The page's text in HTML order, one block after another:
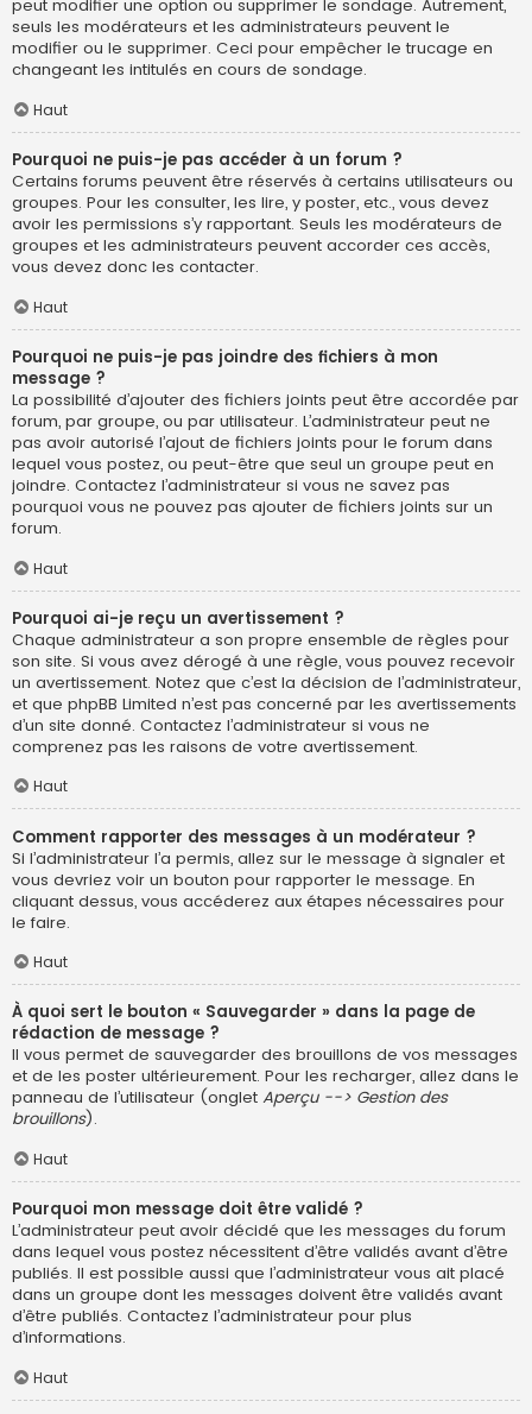
peut modifier une option ou supprimer le sondage. Autrement,
seuls les modérateurs et les administrateurs peuvent le
modifier ou le supprimer. Ceci pour empêcher le trucage en
changeant les intitulés en cours de sondage.
Haut
Pourquoi ne puis-je pas accéder à un forum ?
Certains forums peuvent être réservés à certains utilisateurs ou
groupes. Pour les consulter, les lire, y poster, etc., vous devez
avoir les permissions s’y rapportant. Seuls les modérateurs de
groupes et les administrateurs peuvent accorder ces accès,
vous devez donc les contacter.
Haut
Pourquoi ne puis-je pas joindre des fichiers à mon
message ?
La possibilité d’ajouter des fichiers joints peut être accordée par
forum, par groupe, ou par utilisateur. L’administrateur peut ne
pas avoir autorisé l’ajout de fichiers joints pour le forum dans
lequel vous postez, ou peut-être que seul un groupe peut en
joindre. Contactez l’administrateur si vous ne savez pas
pourquoi vous ne pouvez pas ajouter de fichiers joints sur un
forum.
Haut
Pourquoi ai-je reçu un avertissement ?
Chaque administrateur a son propre ensemble de règles pour
son site. Si vous avez dérogé à une règle, vous pouvez recevoir
un avertissement. Notez que c’est la décision de l’administrateur,
et que phpBB Limited n’est pas concerné par les avertissements
d’un site donné. Contactez l’administrateur si vous ne
comprenez pas les raisons de votre avertissement.
Haut
Comment rapporter des messages à un modérateur ?
Si l’administrateur l’a permis, allez sur le message à signaler et
vous devriez voir un bouton pour rapporter le message. En
cliquant dessus, vous accéderez aux étapes nécessaires pour
le faire.
Haut
À quoi sert le bouton « Sauvegarder » dans la page de
rédaction de message ?
Il vous permet de sauvegarder des brouillons de vos messages
et de les poster ultérieurement. Pour les recharger, allez dans le
panneau de l’utilisateur (onglet Aperçu --> Gestion des
brouillons).
Haut
Pourquoi mon message doit être validé ?
L’administrateur peut avoir décidé que les messages du forum
dans lequel vous postez nécessitent d’être validés avant d’être
publiés. Il est possible aussi que l’administrateur vous ait placé
dans un groupe dont les messages doivent être validés avant
d’être publiés. Contactez l’administrateur pour plus
d’informations.
Haut